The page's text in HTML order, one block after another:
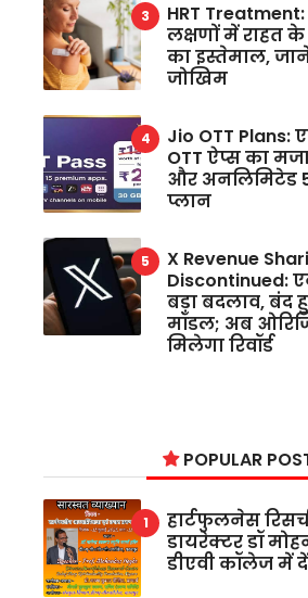
HRT
लक्षणों में राहत के
का इस्तेमाल,
जोखिम
Jio OTT Plans:
OTT ऐप्स का
और अनलिमिटेड
प्लान
X Revenue
Discontinued:
बड़ा बदलाव, बंद
मॉडल; अब
मिलेगा रिवॉर्ड
POPULAR
हार्टफुलनेस
डायरेक्टर डॉ
डीएवी कॉलेज में